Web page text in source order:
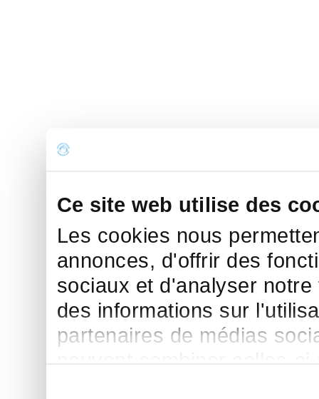
Ce site web utilise des
Les cookies nous
annonces, d'offrir des
sociaux et d'analyser
des informations sur
partenaires de médias